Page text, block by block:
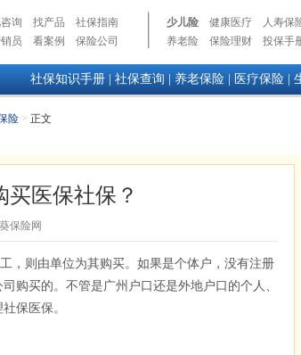
询 找产品
社保指南
员 看案例 保险公司
少儿险 健康医疗
人寿保
养老险
保险理财 投保手
社保知识手册 社保查询 养老保险 医疗保险
险 > 正文
买医保社保？
保险网
，则由单位为其购买。如果是个体户，没有注册
购买的。不管是广州户口还是外地户口的个人、
保医保。